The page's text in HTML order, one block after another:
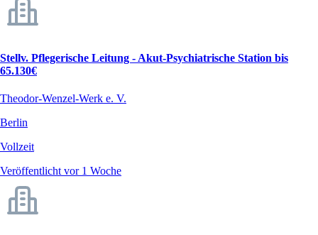
Stellv. Pflegerische Leitung - Akut-Psychiatrische Station bis
65.130€
Theodor-Wenzel-Werk e. V.
Berlin
Vollzeit
Veröffentlicht vor 1 Woche